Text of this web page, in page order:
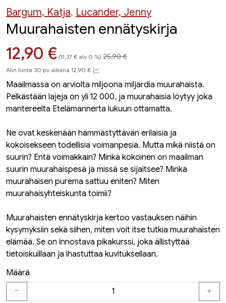
Bargum, Katja, Lucander, Jenny
Muurahaisten ennätyskirja
Hinta nyt
12,90 € (11,37 € alv 0 %) 25,90 €
Alin hinta 30 pv aikana 12,90 €
Maailmassa on arviolta miljoona miljardia muurahaista.
Pelkästään lajeja on yli 12 000, ja muurahaisia löytyy joka
mantereelta Etelämannerta lukuun ottamatta.
Ne ovat keskenään hämmästyttävän erilaisia ja
kokoisekseen todellisia voimanpesiä. Mutta mikä niistä on
suurin? Entä voimakkain? Minkä kokoinen on maailman
suurin muurahaispesä ja missä se sijaitsee? Minkä
muurahaisen purema sattuu eniten? Miten
muurahaisyhteiskunta toimii?
Muurahaisten ennätyskirja kertoo vastauksen näihin
kysymyksiin sekä siihen, miten voit itse tutkia muurahaisten
elämää. Se on innostava pikakurssi, joka ällistyttää
tietoiskuillaan ja ihastuttaa kuvituksellaan.
Määrä